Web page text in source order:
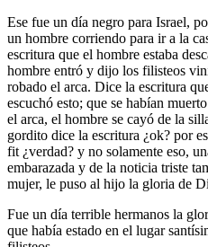
Ese fue un día negro para Israel,
un hombre corriendo para ir a la
escritura que el hombre estaba
hombre entró y dijo los filisteos
robado el arca. Dice la escritura
escuchó esto; que se habían
el arca, el hombre se cayó de la
gordito dice la escritura ¿ok? por
fit ¿verdad? y no solamente eso,
embarazada y de la noticia triste
mujer, le puso al hijo la gloria de
Fue un día terrible hermanos la
que había estado en el lugar